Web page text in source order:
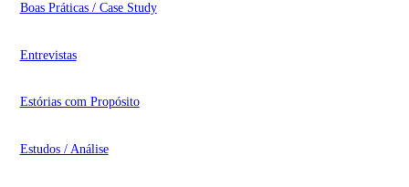
Boas Práticas / Case Study
Entrevistas
Estórias com Propósito
Estudos / Análise